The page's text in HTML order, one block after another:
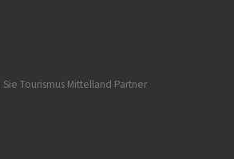
Tourismus Mittelland Partner